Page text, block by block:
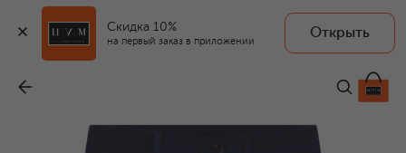
Скидка 10%
на первый заказ в приложении
Открыть
34 550 ₽